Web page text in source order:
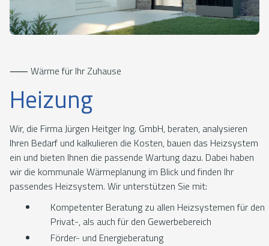
⸺ Wärme für Ihr Zuhause
Heizung
Wir, die Firma Jürgen Heitger Ing. GmbH, beraten, analysieren
Ihren Bedarf und kalkulieren die Kosten, bauen das Heizsystem
ein und bieten Ihnen die passende Wartung dazu. Dabei haben
wir die kommunale Wärmeplanung im Blick und finden Ihr
passendes Heizsystem. Wir unterstützen Sie mit:
Kompetenter Beratung zu allen Heizsystemen für den
Privat-, als auch für den Gewerbebereich
Förder- und Energieberatung